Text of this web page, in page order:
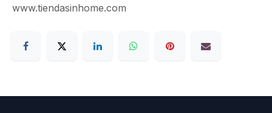
www.tiendasinhome.com